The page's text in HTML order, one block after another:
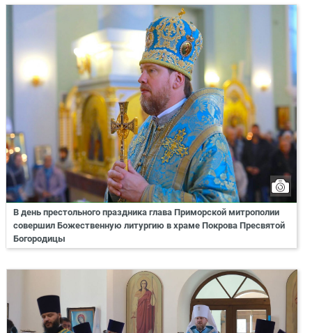
В день престольного праздника глава Приморской митрополии
совершил Божественную литургию в храме Покрова Пресвятой
Богородицы